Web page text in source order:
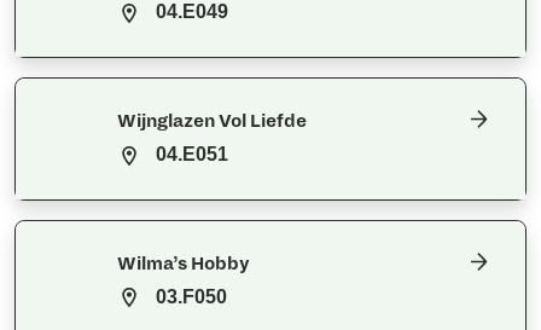
04.E049
Wijnglazen Vol Liefde
04.E051
Wilma’s Hobby
03.F050